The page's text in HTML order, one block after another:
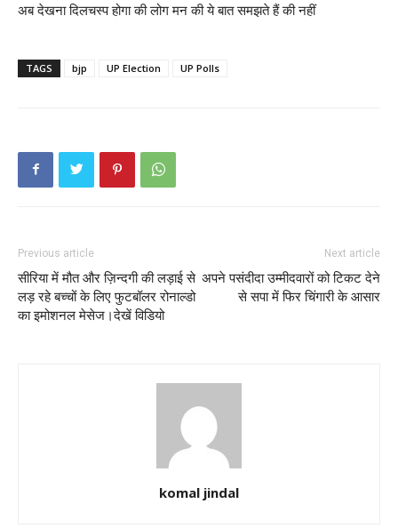
अब देखना दिलचस्प होगा की लोग मन की ये बात समझते हैं की नहीं
TAGS bjp UP Election UP Polls
Previous article
सीरिया में मौत और ज़िन्दगी की लड़ाई से
लड़ रहे बच्चों के लिए फुटबॉलर रोनाल्डो
का इमोशनल मेसेज।देखें विडियो
Next article
अपने पसंदीदा उम्मीदवारों को टिकट देने
से सपा में फिर चिंगारी के आसार
komal jindal